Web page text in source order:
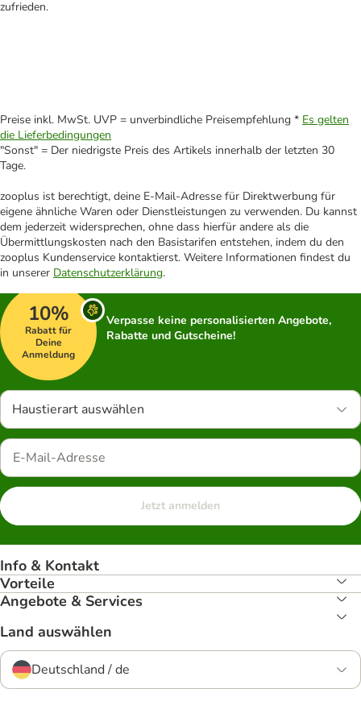
zufrieden.
Preise inkl. MwSt. UVP = unverbindliche Preisempfehlung * Es gelten
die Lieferbedingungen
"Sonst" = Der niedrigste Preis des Artikels innerhalb der letzten 30
Tage.
zooplus ist berechtigt, deine E-Mail-Adresse für Direktwerbung für
eigene ähnliche Waren oder Dienstleistungen zu verwenden. Du kannst
dem jederzeit widersprechen, ohne dass hierfür andere als die
Übermittlungskosten nach den Basistarifen entstehen, indem du den
zooplus Kundenservice kontaktierst. Weitere Informationen findest du
in unserer Datenschutzerklärung.
10%
Rabatt für
Deine
Anmeldung
Verpasse keine personalisierten Angebote,
Rabatte und Gutscheine!
Haustierart auswählen
Jetzt anmelden
Info & Kontakt
Vorteile
Angebote & Services
Land auswählen
Deutschland / de